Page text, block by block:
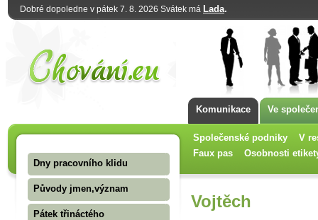
Dobré dopoledne v pátek 7. 8. 2026 Svátek má Lada.
Komunikace Ve
Společenské podniky
V
Faux pas
Osobnosti
Dny pracovního klidu
Původy jmen,význam
Pátek třináctého
Vojtěch